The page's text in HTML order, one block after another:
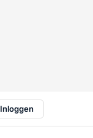
Inloggen